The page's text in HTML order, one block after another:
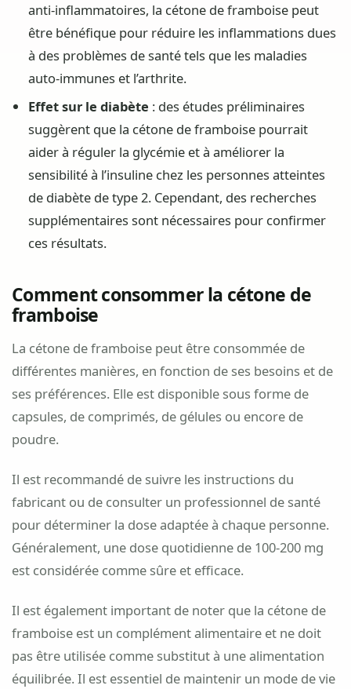
anti-inflammatoires, la cétone de framboise peut
être bénéfique pour réduire les inflammations dues
à des problèmes de santé tels que les maladies
auto-immunes et l’arthrite.
Effet sur le diabète : des études préliminaires
suggèrent que la cétone de framboise pourrait
aider à réguler la glycémie et à améliorer la
sensibilité à l’insuline chez les personnes atteintes
de diabète de type 2. Cependant, des recherches
supplémentaires sont nécessaires pour confirmer
ces résultats.
Comment consommer la cétone de
framboise
La cétone de framboise peut être consommée de
différentes manières, en fonction de ses besoins et de
ses préférences. Elle est disponible sous forme de
capsules, de comprimés, de gélules ou encore de
poudre.
Il est recommandé de suivre les instructions du
fabricant ou de consulter un professionnel de santé
pour déterminer la dose adaptée à chaque personne.
Généralement, une dose quotidienne de 100-200 mg
est considérée comme sûre et efficace.
Il est également important de noter que la cétone de
framboise est un complément alimentaire et ne doit
pas être utilisée comme substitut à une alimentation
équilibrée. Il est essentiel de maintenir un mode de vie